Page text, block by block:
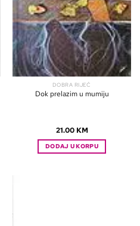
DOBRA RIJEČ
Dok prelazim u mumiju
21.00 KM
DODAJ U KORPU